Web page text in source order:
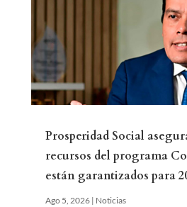
Prosperidad Social
recursos del programa
están garantizados para
Ago 5, 2026| Noticias